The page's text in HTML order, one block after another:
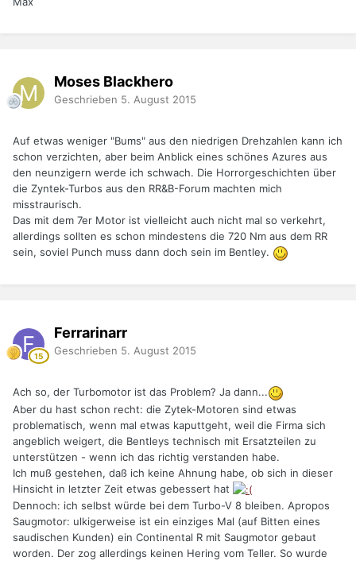
Moses Blackhero
Geschrieben 5. August 2015
Auf etwas weniger "Bums" aus den niedrigen Drehzahlen kann ich
schon verzichten, aber beim Anblick eines schönes Azures aus
den neunzigern werde ich schwach. Die Horrorgeschichten über
die Zyntek-Turbos aus den RR&B-Forum machten mich
misstraurisch.
Das mit dem 7er Motor ist vielleicht auch nicht mal so verkehrt,
allerdings sollten es schon mindestens die 720 Nm aus dem RR
sein, soviel Punch muss dann doch sein im Bentley.
Ferrarinarr
Geschrieben 5. August 2015
Ach so, der Turbomotor ist das Problem? Ja dann...
Aber du hast schon recht: die Zytek-Motoren sind etwas
problematisch, wenn mal etwas kaputtgeht, weil die Firma sich
angeblich weigert, die Bentleys technisch mit Ersatzteilen zu
unterstützen - wenn ich das richtig verstanden habe.
Ich muß gestehen, daß ich keine Ahnung habe, ob sich in dieser
Hinsicht in letzter Zeit etwas gebessert hat
Dennoch: ich selbst würde bei dem Turbo-V 8 bleiben. Apropos
Saugmotor: ulkigerweise ist ein einziges Mal (auf Bitten eines
saudischen Kunden) ein Continental R mit Saugmotor gebaut
worden. Der zog allerdings keinen Hering vom Teller. So wurde